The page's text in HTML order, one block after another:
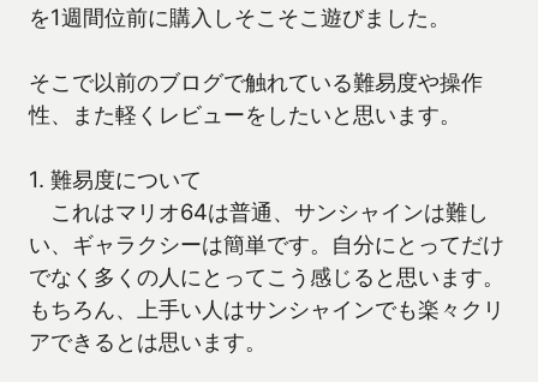
を1週間位前に購入しそこそこ遊びました。
そこで以前のブログで触れている難易度や操作
性、また軽くレビューをしたいと思います。
1. 難易度について
これはマリオ64は普通、サンシャインは難し
い、ギャラクシーは簡単です。自分にとってだけ
でなく多くの人にとってこう感じると思います。
もちろん、上手い人はサンシャインでも楽々クリ
アできるとは思います。